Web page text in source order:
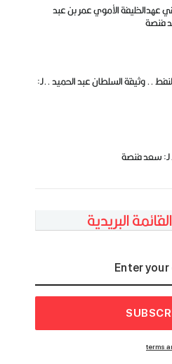
عهدالخليفة الأموي عمر بن عبد
فنصة
.. وثيقة السلطان عبد الحميد ..لـ:
سعد فنصة
البريدية
terms